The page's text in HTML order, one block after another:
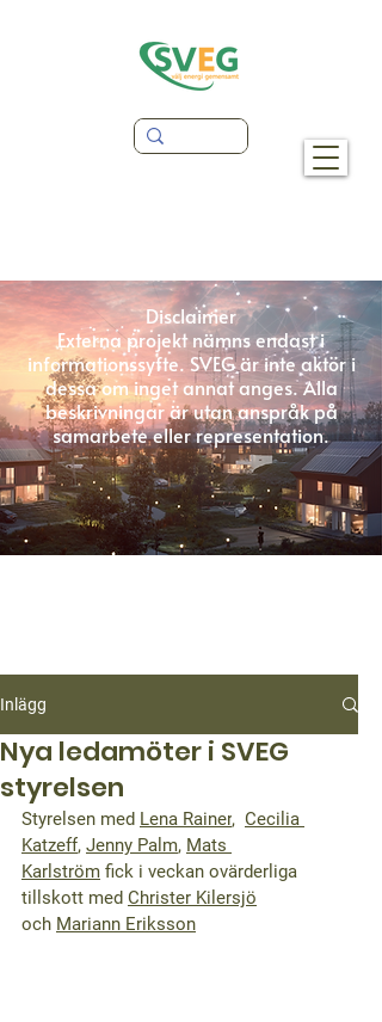
Disclaimer
Externa projekt nämns endast i
informationssyfte. SVEG är inte aktör i
dessa om inget annat anges. Alla
beskrivningar är utan anspråk på
samarbete eller representation.
Inlägg
Nya ledamöter i SVEG
styrelsen
Styrelsen med Lena Rainer, Cecilia
Katzeff, Jenny Palm, Mats
Karlström fick i veckan ovärderliga
tillskott med Christer Kilersjö
och Mariann Eriksson